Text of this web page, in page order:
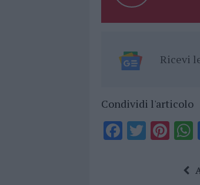
Ricevi
Condividi l'articolo
F T Pi
te